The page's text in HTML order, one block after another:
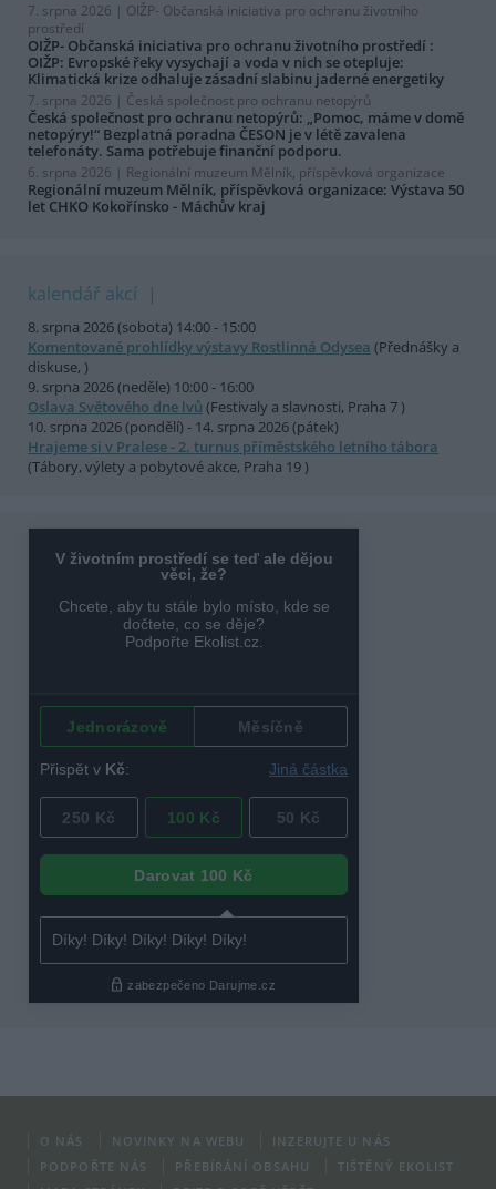
7. srpna 2026 | OIŽP- Občanská iniciativa pro ochranu životního
prostředí
OIŽP- Občanská iniciativa pro ochranu životního prostředí :
OIŽP: Evropské řeky vysychají a voda v nich se otepluje:
Klimatická krize odhaluje zásadní slabinu jaderné energetiky
7. srpna 2026 | Česká společnost pro ochranu netopýrů
Česká společnost pro ochranu netopýrů: „Pomoc, máme v domě
netopýry!“ Bezplatná poradna ČESON je v létě zavalena
telefonáty. Sama potřebuje finanční podporu.
6. srpna 2026 | Regionální muzeum Mělník, příspěvková organizace
Regionální muzeum Mělník, příspěvková organizace: Výstava 50
let CHKO Kokořínsko - Máchův kraj
kalendář akcí
8. srpna 2026 (sobota) 14:00 - 15:00
Komentované prohlídky výstavy Rostlinná Odysea (Přednášky a
diskuse, )
9. srpna 2026 (neděle) 10:00 - 16:00
Oslava Světového dne lvů (Festivaly a slavnosti, Praha 7 )
10. srpna 2026 (pondělí) - 14. srpna 2026 (pátek)
Hrajeme si v Pralese - 2. turnus příměstského letního tábora
(Tábory, výlety a pobytové akce, Praha 19 )
O NÁS NOVINKY NA WEBU
INZERUJTE U NÁS
PODPOŘTE NÁS
PŘEBÍRÁNÍ OBSAHU
TIŠTĚNÝ EKOLIST